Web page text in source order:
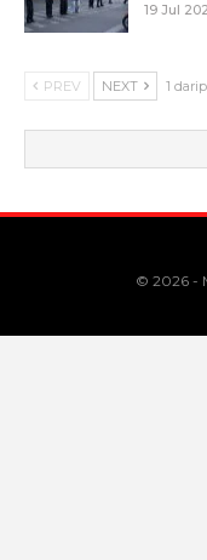
19 Jul
PREV NEXT 1
© 2026 -